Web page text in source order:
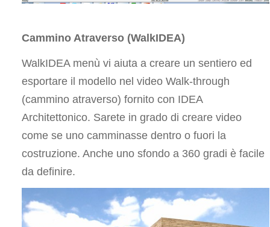
Cammino Atraverso (WalkIDEA)
WalkIDEA menù vi aiuta a creare un sentiero ed
esportare il modello nel video Walk-through
(cammino atraverso) fornito con IDEA
Architettonico. Sarete in grado di creare video
come se uno camminasse dentro o fuori la
costruzione. Anche uno sfondo a 360 gradi è facile
da definire.